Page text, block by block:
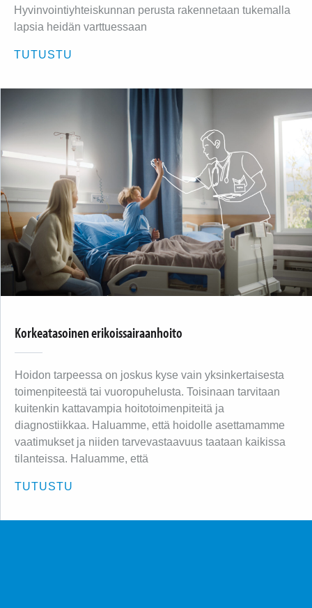
Hyvinvointiyhteiskunnan perusta rakennetaan tukemalla
lapsia heidän varttuessaan
TUTUSTU
Korkeatasoinen erikoissairaanhoito
Hoidon tarpeessa on joskus kyse vain yksinkertaisesta
toimenpiteestä tai vuoropuhelusta. Toisinaan tarvitaan
kuitenkin kattavampia hoitotoimenpiteitä ja
diagnostiikkaa. Haluamme, että hoidolle asettamamme
vaatimukset ja niiden tarvevastaavuus taataan kaikissa
tilanteissa. Haluamme, että
TUTUSTU